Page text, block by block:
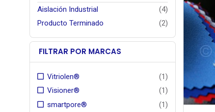
Aislación Industrial
(4)
Producto Terminado
(2)
FILTRAR POR MARCAS
Vitriolen®
(1)
Visioner®
(1)
smartpore®
(1)